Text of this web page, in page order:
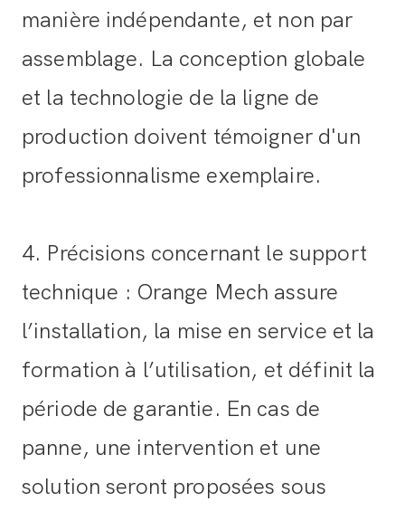
manière indépendante, et non par
assemblage. La conception globale
et la technologie de la ligne de
production doivent témoigner d'un
professionnalisme exemplaire.
4. Précisions concernant le support
technique : Orange Mech assure
l’installation, la mise en service et la
formation à l’utilisation, et définit la
période de garantie. En cas de
panne, une intervention et une
solution seront proposées sous